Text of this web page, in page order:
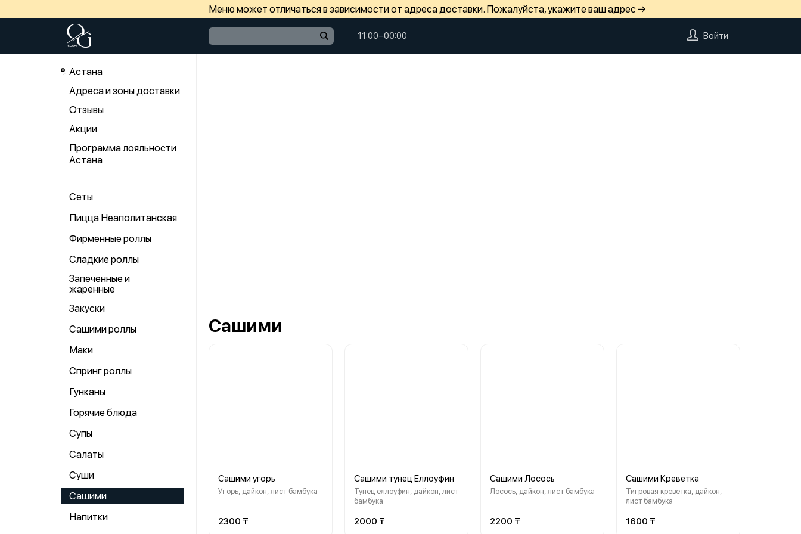
Меню может отличаться в зависимости от адреса доставки. Пожалуйста, укажите ваш адрес →
11:00−00:00 Войти
Астана
Адреса и зоны доставки
Отзывы
Акции
Программа лояльности
Астана
Сеты
Пицца Неаполитанская
Фирменные роллы
Сладкие роллы
Запеченные и
жаренные
Закуски
Сашими роллы
Маки
Спринг роллы
Гунканы
Горячие блюда
Супы
Салаты
Суши
Сашими
Напитки
Сашими
Сашими угорь
Угорь, дайкон, лист бамбука
2300 ₸
Сашими тунец Еллоуфин
Тунец еллоуфин, дайкон, лист
бамбука
2000 ₸
Сашими Лосось
Лосось, дайкон, лист бамбука
2200 ₸
Сашими Креветка
Тигровая креветка, дайкон,
лист бамбука
1600 ₸